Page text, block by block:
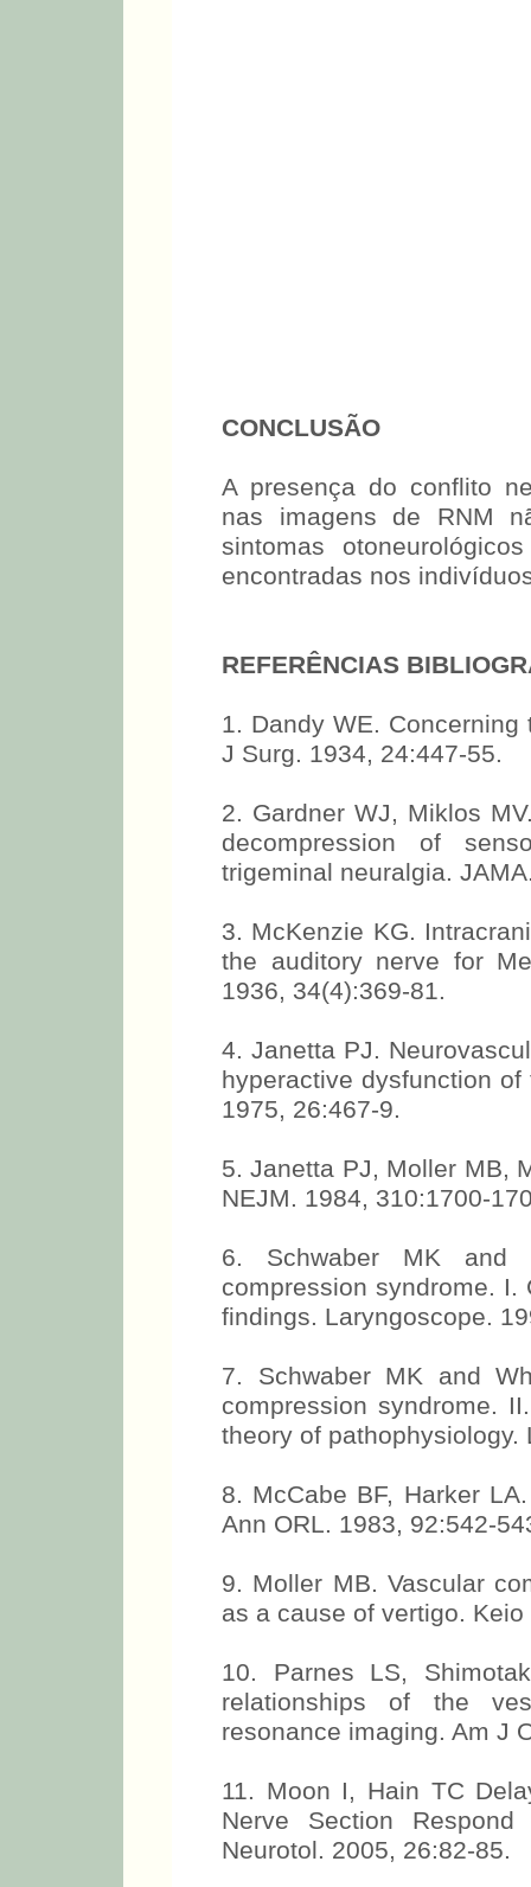
CONCLUSÃO
A presença do conflito
nas imagens de RNM
sintomas
encontradas nos
REFERÊNCIAS
1. Dandy WE.
J Surg. 1934, 24:447-55.
2. Gardner WJ, Miklos
decompression of
trigeminal neuralgia.
3. McKenzie KG.
the auditory nerve for
1936, 34(4):369-81.
4. Janetta PJ.
hyperactive dysfunction
1975, 26:467-9.
5. Janetta PJ, Moller MB,
NEJM. 1984, 310:1700-
6. Schwaber MK and
compression syndrome.
findings. Laryngoscope.
7. Schwaber MK and
compression syndrome.
theory of
8. McCabe BF, Harker
Ann ORL. 1983, 92:542-
9. Moller MB. Vascular
as a cause of vertigo.
10. Parnes LS,
relationships of the
resonance imaging. Am J
11. Moon I, Hain TC
Nerve Section
Neurotol. 2005, 26:82-85.